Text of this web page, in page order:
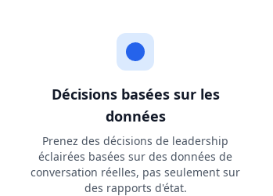
Décisions basées sur les
données
Prenez des décisions de leadership
éclairées basées sur des données de
conversation réelles, pas seulement sur
des rapports d'état.